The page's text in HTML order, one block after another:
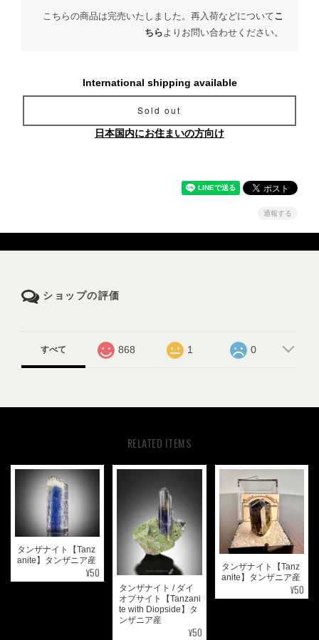
こちらの商品は完売いたしました。再入荷などについてこ
ちら よりお問い合わせください。
International shipping available
Sold out
日本国内にお住まいの方向け
通報する
ショップの評価
すべて 868 1 0
RELATED ITEMS
タンザナイト【Tanz
anite】タンザニア産
¥50
タンザナイト / ダイ
オプサイト【Tanzani
te with Diopside】タ
ンザニア産
¥50
タンザナイト【Tanz
anite】タンザニア産
¥50